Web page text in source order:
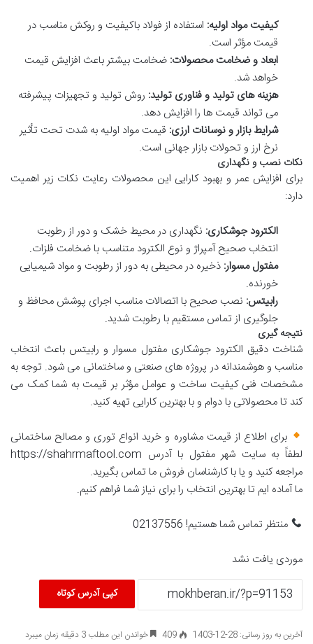
کیفیت مواد اولیه: استفاده از فولاد باکیفیت و روکش مناسب در
قیمت مؤثر است.
ابعاد و ضخامت محصولات: ضخامت بیشتر باعث افزایش قیمت
خواهد شد.
هزینه های تولید و فناوری تولید: روش تولید و تجهیزات پیشرفته
می تواند قیمت ها را افزایش دهد.
شرایط بازار و نوسانات ارزی: قیمت مواد اولیه به شدت تحت تأثیر
نرخ ارز و تحولات بازار جهانی است.
نکات نصب و نگهداری
برای افزایش عمر و بهبود کارایی این محصولات رعایت نکات زیر اهمیت
دارد:
الکترود جوشکاری: نگهداری در محیط خشک و دور از رطوبت
انتخاب صحیح آمپراژ و نوع الکترود متناسب با ضخامت فلزات.
مفتول مسوار: ذخیره در محیطی به دور از رطوبت و مواد شیمیایی
خورنده.
رابیتس: نصب صحیح با اتصالات مناسب اجرای پوشش محافظ و
جلوگیری از تماس مستقیم با رطوبت شدید.
نتیجه گیری
شناخت دقیق الکترود جوشکاری مفتول مسوار و رابیتس باعث انتخاب
مناسب و هوشمندانه در پروژه های صنعتی و ساختمانی می شود. توجه به
مشخصات فنی کیفیت ساخت و عوامل مؤثر بر قیمت به شما کمک می
کند تا محصولاتی با دوام و با بهترین کارایی تهیه کنید.
برای اطلاع از قیمت مشاوره و خرید انواع توری و مصالح ساختمانی
لطفاً به سایت شهر مفتول با آدرس https://shahrmaftool.com
مراجعه کنید و یا با کارشناسان فروش ما تماس بگیرید.
ما آماده ایم تا بهترین انتخاب را برای نیاز شما فراهم کنیم.
منتظر تماس شما هستیم! 02137556
موردی یافت نشد
کپی آدرس کوتاه
آخرین به روز رسانی: 28-12-1403 409 خواندن این مطلب 3 دقیقه زمان میبرد